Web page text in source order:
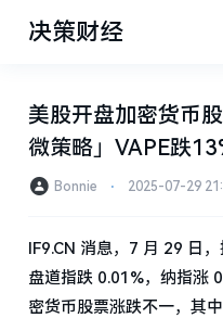
决策财经
美股开盘加密货币
微策略」VAPE跌
Bonnie ⋅ 2025-07-29
IF9.CN 消息，7 月 29 日
盘道指跌 0.01%，纳指涨
密货币股票涨跌不一，其中